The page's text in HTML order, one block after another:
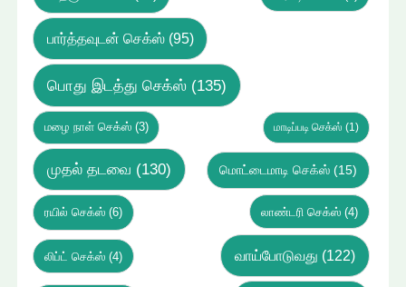
பார்த்தவுடன் செக்ஸ்(95)
பொது இடத்து செக்ஸ் (135)
மழை நாள் செக்ஸ்(3) மாடிப்படி செக்ஸ் (1)
முதல் தடவை (130) மொட்டைமாடி செக்ஸ் (15)
ரயில் செக்ஸ் (6) லாண்டரி செக்ஸ் (4)
லிப்ட் செக்ஸ்(4) வாய்போடுவது (122)